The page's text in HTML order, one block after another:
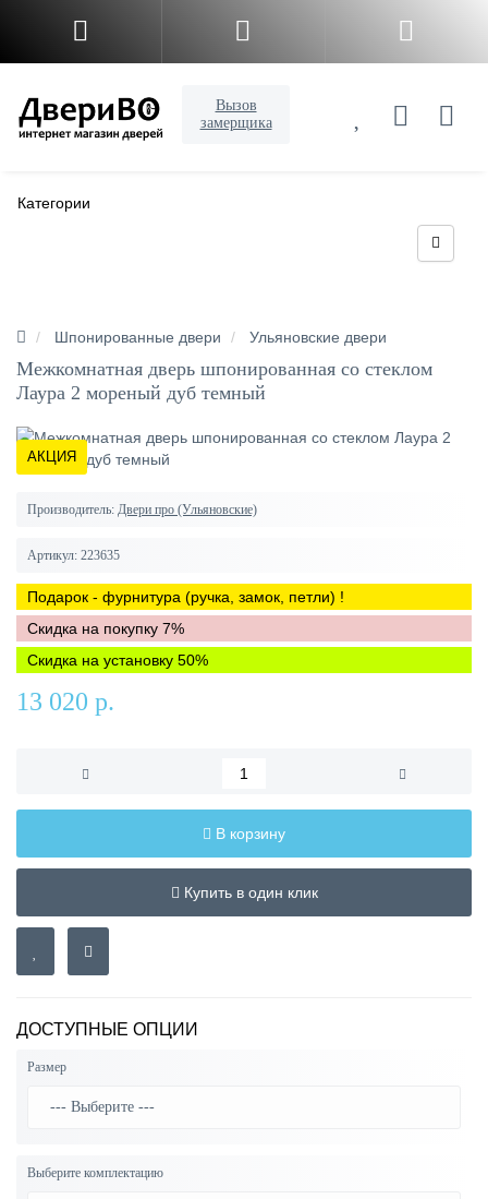
Вызов
замерщика
Категории
Шпонированные двери Ульяновские двери
Межкомнатная дверь шпонированная со стеклом
Лаура 2 мореный дуб темный
АКЦИЯ
Производитель: Двери про (Ульяновские)
Артикул: 223635
Подарок - фурнитура (ручка, замок, петли) !
Скидка на покупку 7%
Скидка на установку 50%
13 020 р.
В корзину
Купить в один клик
ДОСТУПНЫЕ ОПЦИИ
Размер
Выберите комплектацию